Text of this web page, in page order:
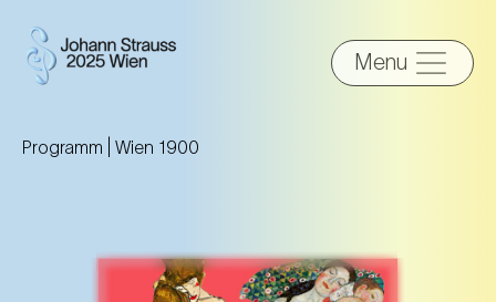
Menu
Programm | Wien 1900